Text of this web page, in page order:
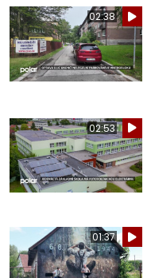
02:38
02:53
01:37